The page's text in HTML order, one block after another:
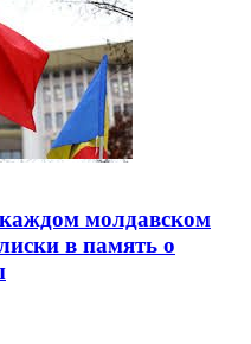
молдавском
в память о